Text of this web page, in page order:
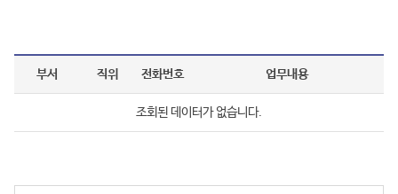
부서 직위 전화번호 업무내용
조회된 데이터가 없습니다.